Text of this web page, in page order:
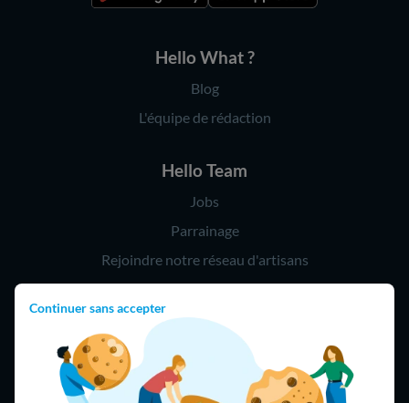
Continuer sans accepter
Hello What ?
Blog
L'équipe de rédaction
Hello Team
Jobs
Parrainage
Rejoindre notre réseau d'artisans
Hello !
09 75 18 60 60
(8h-21h)
75018 Paris